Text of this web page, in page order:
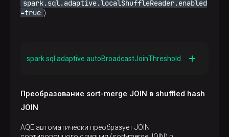
spark.sql.adaptive.localShuffleReader.enabled
=true ).
spark.sql.adaptive.autoBroadcastJoinThreshold
Устанавливает максимальный размер (в байтах)
для таблицы, которая будет транслироваться на
все worker-узлы при выполнении JOIN. Установка
умолчанию берется из параметра
Преобразование sort-merge JOIN в shuffled hash
JOIN
AQE автоматически преобразует JOIN